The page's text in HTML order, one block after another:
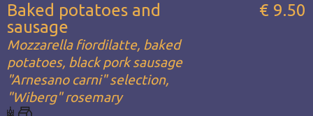
Baked potatoes and
sausage
Mozzarella fiordilatte, baked
potatoes, black pork sausage
"Arnesano carni" selection,
"Wiberg" rosemary
€ 9.50